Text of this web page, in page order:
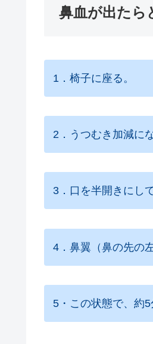
鼻血が出たら
1．椅子に座る。
2．うつむき加減にな
3．口を半開きにし
4．鼻翼（鼻の先の
5・この状態で、約5